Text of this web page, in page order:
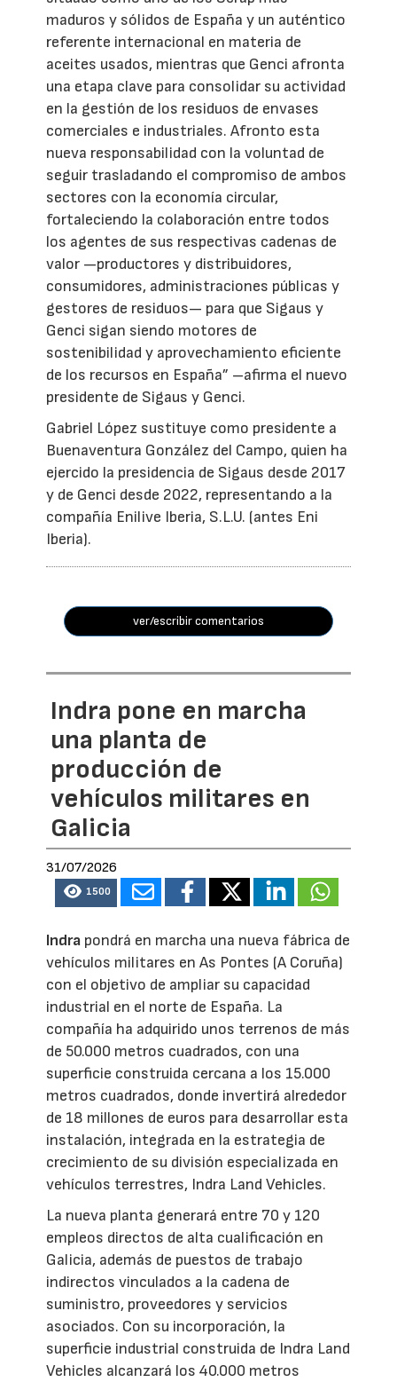
maduros y sólidos de España y un auténtico
referente internacional en materia de
aceites usados, mientras que Genci afronta
una etapa clave para consolidar su actividad
en la gestión de los residuos de envases
comerciales e industriales. Afronto esta
nueva responsabilidad con la voluntad de
seguir trasladando el compromiso de ambos
sectores con la economía circular,
fortaleciendo la colaboración entre todos
los agentes de sus respectivas cadenas de
valor —productores y distribuidores,
consumidores, administraciones públicas y
gestores de residuos— para que Sigaus y
Genci sigan siendo motores de
sostenibilidad y aprovechamiento eficiente
de los recursos en España” –afirma el nuevo
presidente de Sigaus y Genci.
Gabriel López sustituye como presidente a
Buenaventura González del Campo, quien ha
ejercido la presidencia de Sigaus desde 2017
y de Genci desde 2022, representando a la
compañía Enilive Iberia, S.L.U. (antes Eni
Iberia).
ver/escribir comentarios
Indra pone en marcha
una planta de
producción de
vehículos militares en
Galicia
31/07/2026
1500
Indra pondrá en marcha una nueva fábrica de
vehículos militares en As Pontes (A Coruña)
con el objetivo de ampliar su capacidad
industrial en el norte de España. La
compañía ha adquirido unos terrenos de más
de 50.000 metros cuadrados, con una
superficie construida cercana a los 15.000
metros cuadrados, donde invertirá alrededor
de 18 millones de euros para desarrollar esta
instalación, integrada en la estrategia de
crecimiento de su división especializada en
vehículos terrestres, Indra Land Vehicles.
La nueva planta generará entre 70 y 120
empleos directos de alta cualificación en
Galicia, además de puestos de trabajo
indirectos vinculados a la cadena de
suministro, proveedores y servicios
asociados. Con su incorporación, la
superficie industrial construida de Indra Land
Vehicles alcanzará los 40.000 metros